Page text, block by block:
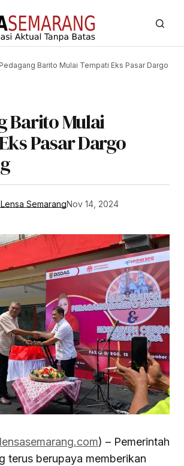
Pedagang Barito Mulai Tempati Eks Pasar Dargo
Barito Mulai
Pasar Dargo
SemarangNov 14, 2024
lensasemarang.com) – Pemerintah
terus berupaya memberikan